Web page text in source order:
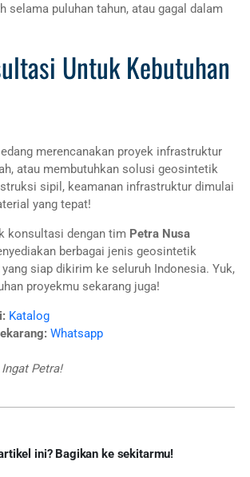
selama puluhan tahun, atau gagal dalam
Untuk Kebutuhan
merencanakan proyek infrastruktur
atau membutuhkan solusi geosintetik
sipil, keamanan infrastruktur dimulai
yang tepat!
konsultasi dengan tim Petra Nusa
berbagai jenis geosintetik
siap dikirim ke seluruh Indonesia. Yuk,
proyekmu sekarang juga!
Katalog
Whatsapp
Petra!
ini? Bagikan ke sekitarmu!